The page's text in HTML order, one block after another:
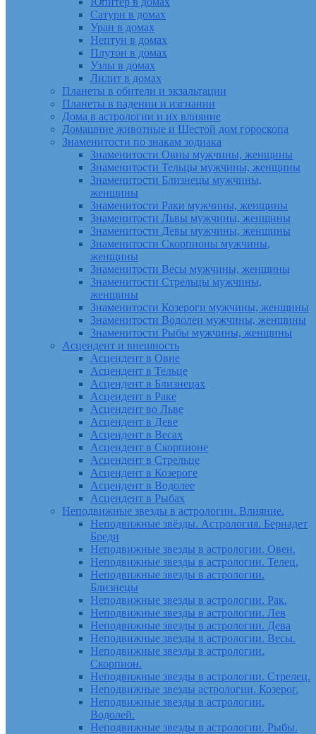
Сатурн в домах
Уран в домах
Нептун в домах
Плутон в домах
Узлы в домах
Лилит в домах
Планеты в обители и экзальтации
Планеты в падении и изгнании
Дома в астрологии и их влияние
Домашние животные и Шестой дом гороскопа
Знаменитости по знакам зодиака
Знаменитости Овны мужчины, женщины
Знаменитости Тельцы мужчины, женщины
Знаменитости Близнецы мужчины,
женщины
Знаменитости Раки мужчины, женщины
Знаменитости Львы мужчины, женщины
Знаменитости Девы мужчины, женщины
Знаменитости Скорпионы мужчины,
женщины
Знаменитости Весы мужчины, женщины
Знаменитости Стрельцы мужчины,
женщины
Знаменитости Козероги мужчины, женщины
Знаменитости Водолеи мужчины, женщины
Знаменитости Рыбы мужчины, женщины
Асцендент и внешность
Асцендент в Овне
Асцендент в Тельце
Асцендент в Близнецах
Асцендент в Раке
Асцендент во Льве
Асцендент в Деве
Асцендент в Весах
Асцендент в Скорпионе
Асцендент в Стрельце
Асцендент в Козероге
Асцендент в Водолее
Асцендент в Рыбах
Неподвижные звезды в астрологии. Влияние.
Неподвижные звёзды. Астрология. Бернадет
Бреди
Неподвижные звезды в астрологии. Овен.
Неподвижные звезды в астрологии. Телец.
Неподвижные звезды в астрологии.
Близнецы
Неподвижные звезды в астрологии. Рак.
Неподвижные звезды в астрологии. Лев
Неподвижные звезды в астрологии. Дева
Неподвижные звезды в астрологии. Весы.
Неподвижные звезды в астрологии.
Скорпион.
Неподвижные звезды в астрологии. Стрелец.
Неподвижные звезды астрологии. Козерог.
Неподвижные звезды в астрологии.
Водолей.
Неподвижные звезды в астрологии. Рыбы.